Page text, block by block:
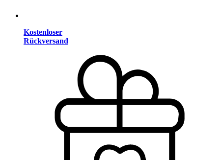
Kostenloser
Rückversand